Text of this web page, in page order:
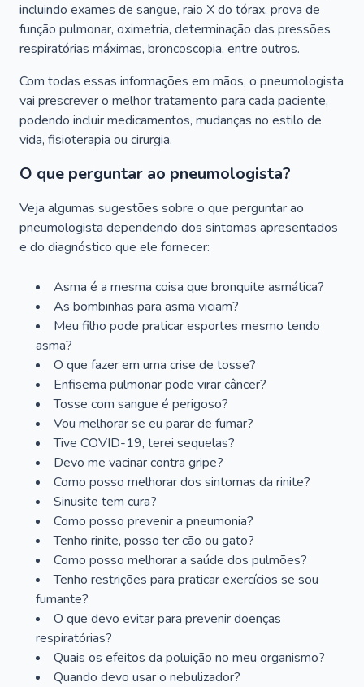
incluindo exames de sangue, raio X do tórax, prova de
função pulmonar, oximetria, determinação das pressões
respiratórias máximas, broncoscopia, entre outros.
Com todas essas informações em mãos, o pneumologista
vai prescrever o melhor tratamento para cada paciente,
podendo incluir medicamentos, mudanças no estilo de
vida, fisioterapia ou cirurgia.
O que perguntar ao pneumologista?
Veja algumas sugestões sobre o que perguntar ao
pneumologista dependendo dos sintomas apresentados
e do diagnóstico que ele fornecer:
Asma é a mesma coisa que bronquite asmática?
As bombinhas para asma viciam?
Meu filho pode praticar esportes mesmo tendo
asma?
O que fazer em uma crise de tosse?
Enfisema pulmonar pode virar câncer?
Tosse com sangue é perigoso?
Vou melhorar se eu parar de fumar?
Tive COVID-19, terei sequelas?
Devo me vacinar contra gripe?
Como posso melhorar dos sintomas da rinite?
Sinusite tem cura?
Como posso prevenir a pneumonia?
Tenho rinite, posso ter cão ou gato?
Como posso melhorar a saúde dos pulmões?
Tenho restrições para praticar exercícios se sou
fumante?
O que devo evitar para prevenir doenças
respiratórias?
Quais os efeitos da poluição no meu organismo?
Quando devo usar o nebulizador?